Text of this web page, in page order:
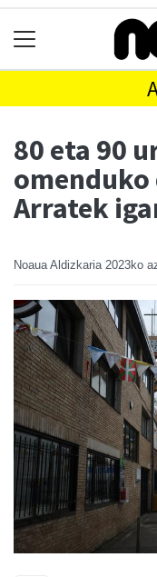
80 eta 90
Arratek
Noaua Aldizkaria 2023ko